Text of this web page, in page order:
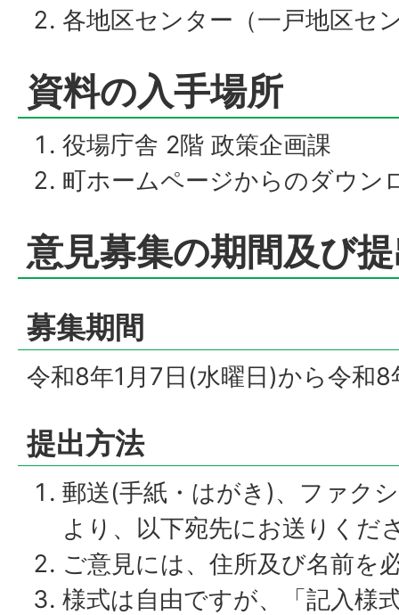
各地区センター（一戸地区セ
資料の入手場所
役場庁舎 2階 政策企画課
町ホームページからのダウン
意見募集の期間及び
募集期間
令和8年1月7日(水曜日)から令和
提出方法
郵送(手紙・はがき)、ファク
より、以下宛先にお送りくだ
ご意見には、住所及び名前を
様式は自由ですが、「記入様